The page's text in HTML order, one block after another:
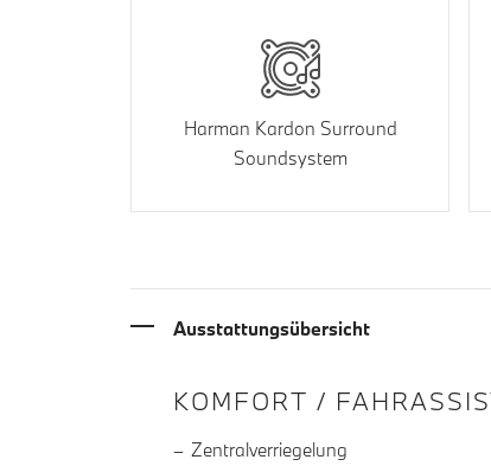
Harman Kardon Surround
Soundsystem
Ausstattungsübersicht
INFORMATIONEN
KOMFORT /
Zentralverriegelung